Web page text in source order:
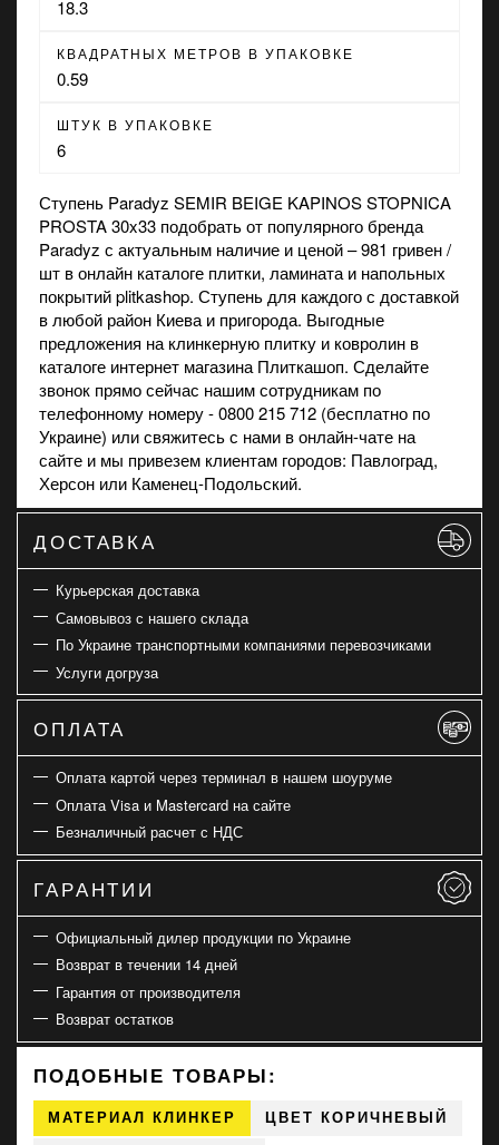
18.3
КВАДРАТНЫХ МЕТРОВ В УПАКОВКЕ
0.59
ШТУК В УПАКОВКЕ
6
Ступень Paradyz SEMIR BEIGE KAPINOS STOPNICA
PROSTA 30x33 подобрать от популярного бренда
Paradyz с актуальным наличие и ценой – 981 гривен /
шт в онлайн каталоге плитки, ламината и напольных
покрытий plitkashop. Ступень для каждого с доставкой
в любой район Киева и пригорода. Выгодные
предложения на клинкерную плитку и ковролин в
каталоге интернет магазина Плиткашоп. Сделайте
звонок прямо сейчас нашим сотрудникам по
телефонному номеру - 0800 215 712 (бесплатно по
Украине) или свяжитесь с нами в онлайн-чате на
сайте и мы привезем клиентам городов: Павлоград,
Херсон или Каменец-Подольский.
ДОСТАВКА
Курьерская доставка
Самовывоз с нашего склада
По Украине транспортными компаниями перевозчиками
Услуги догруза
ОПЛАТА
Оплата картой через терминал в нашем шоуруме
Оплата Visa и Mastercard на сайте
Безналичный расчет с НДС
ГАРАНТИИ
Официальный дилер продукции по Украине
Возврат в течении 14 дней
Гарантия от производителя
Возврат остатков
ПОДОБНЫЕ ТОВАРЫ:
МАТЕРИАЛ КЛИНКЕР ЦВЕТ КОРИЧНЕВЫЙ